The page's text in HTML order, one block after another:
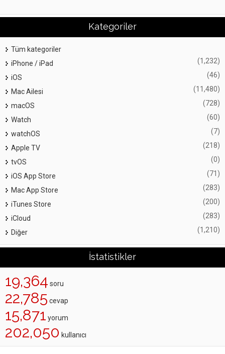
Kategoriler
Tüm kategoriler
iPhone / iPad
(1,232)
iOS (46)
Mac Ailesi (11,480)
macOS (728)
Watch (60)
watchOS (7)
Apple TV (218)
tvOS (0)
iOS App Store (71)
Mac App Store (283)
iTunes Store (200)
iCloud (283)
Diğer (1,210)
İstatistikler
19,364 soru
22,785 cevap
15,871 yorum
202,050 kullanıcı